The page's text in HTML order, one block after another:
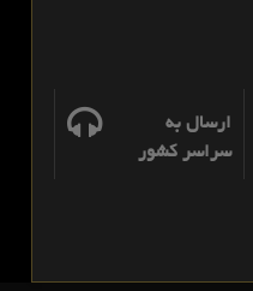
ارسال به
سراسر کشور